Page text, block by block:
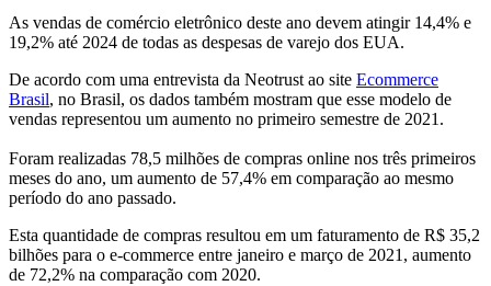
As vendas de comércio eletrônico deste ano devem atingir 14,4% e
19,2% até 2024 de todas as despesas de varejo dos EUA.
De acordo com uma entrevista da Neotrust ao site Ecommerce
Brasil, no Brasil, os dados também mostram que esse modelo de
vendas representou um aumento no primeiro semestre de 2021.
Foram realizadas 78,5 milhões de compras online nos três primeiros
meses do ano, um aumento de 57,4% em comparação ao mesmo
período do ano passado.
Esta quantidade de compras resultou em um faturamento de R$ 35,2
bilhões para o e-commerce entre janeiro e março de 2021, aumento
de 72,2% na comparação com 2020.